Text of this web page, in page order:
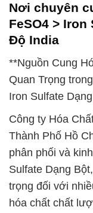
Nơi chuyên
FeSO4 > Iron
Độ India
**Nguồn Cung
Quan Trọng
Iron Sulfate
Công ty Hóa
Thành Phố Hồ
phân phối và
Sulfate Dạng
trọng đối với
hóa chất chất